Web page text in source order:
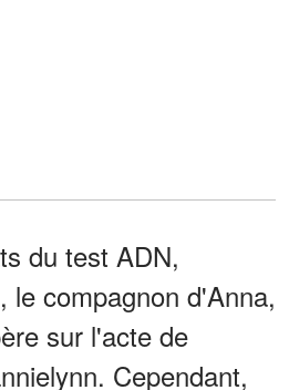
du test ADN,
le compagnon d'Anna,
sur l'acte de
Cependant,